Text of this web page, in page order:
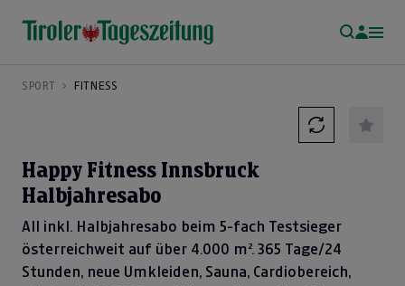
SPORT FITNESS
Happy Fitness Innsbruck
Halbjahresabo
All inkl. Halbjahresabo beim 5-fach Testsieger
österreichweit auf über 4.000 m². 365 Tage/24
Stunden, neue Umkleiden, Sauna, Cardiobereich,